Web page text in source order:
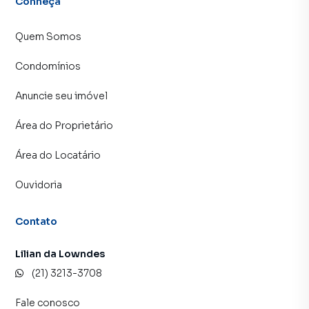
Quem Somos
Condomínios
Anuncie seu imóvel
Área do Proprietário
Área do Locatário
Ouvidoria
Contato
Lilian da Lowndes
(21) 3213-3708
Fale conosco